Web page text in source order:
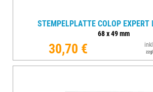
STEMPELPLATTE COLOP EXPERT
68x49mm
30,70 €